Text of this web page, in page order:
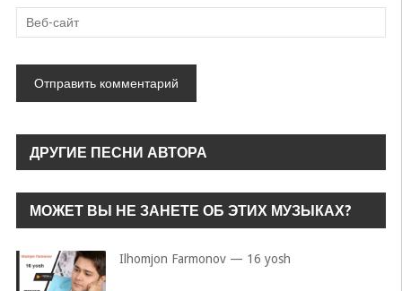
ДРУГИЕ ПЕСНИ АВТОРА
МОЖЕТ ВЫ НЕ ЗАНЕТЕ ОБ ЭТИХ МУЗЫКАХ?
Ilhomjon Farmonov — 16 yosh